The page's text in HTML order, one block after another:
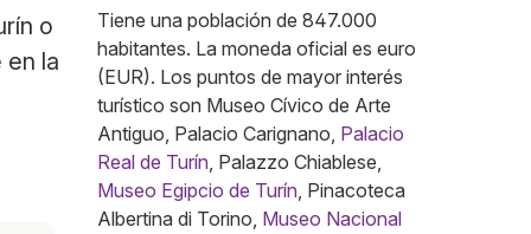
o
la
Tiene una población de 847.000
habitantes. La moneda oficial es euro
(EUR). Los puntos de mayor interés
turístico son Museo Cívico de Arte
Antiguo, Palacio Carignano, Palacio
Real de Turín, Palazzo Chiablese,
Museo Egipcio de Turín, Pinacoteca
Albertina di Torino, Museo Nacional